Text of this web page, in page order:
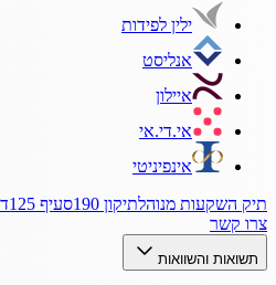
ילין לפידות
אנליסט
איילון
אי.די.אי
אינפיניטי
תיק השקעות מנוהלתיקון 190 סעיף 125ד
צרו קשר
תשואות והשוואות